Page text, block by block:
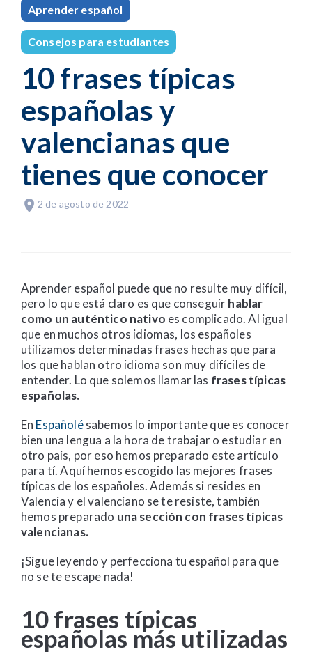
Aprender español
Consejos para estudiantes
10 frases típicas
españolas y
valencianas que
tienes que conocer
2 de agosto de 2022
Aprender español puede que no resulte muy difícil,
pero lo que está claro es que conseguirhablar
como un auténtico nativo es complicado. Al igual
que en muchos otros idiomas, los españoles
utilizamos determinadas frases hechas que para
los que hablan otro idioma son muy difíciles de
entender. Lo que solemos llamar las frases típicas
españolas.
En Españolésabemos lo importante que es conocer
bien una lengua a la hora de trabajar o estudiar en
otro país, por eso hemos preparado este artículo
para tí. Aquí hemos escogido las mejores frases
típicas de los españoles. Además si resides en
Valencia y el valenciano se te resiste, también
hemos preparado una sección con frases típicas
valencianas.
¡Sigue leyendo y perfecciona tu español para que
no se te escape nada!
10 frases típicas
españolas más utilizadas